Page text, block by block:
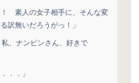
！ 素人の女子相手に、そんな変
訳無いだろうがっ！」
私、ナンピンさん、好きで
．．」